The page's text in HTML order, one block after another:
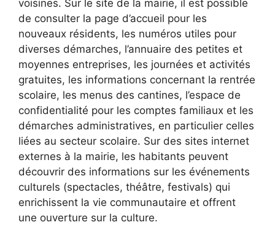
voisines. Sur le site de la mairie, il est possible
de consulter la page d’accueil pour les
nouveaux résidents, les numéros utiles pour
diverses démarches, l’annuaire des petites et
moyennes entreprises, les journées et activités
gratuites, les informations concernant la rentrée
scolaire, les menus des cantines, l’espace de
confidentialité pour les comptes familiaux et les
démarches administratives, en particulier celles
liées au secteur scolaire. Sur des sites internet
externes à la mairie, les habitants peuvent
découvrir des informations sur les événements
culturels (spectacles, théâtre, festivals) qui
enrichissent la vie communautaire et offrent
une ouverture sur la culture.